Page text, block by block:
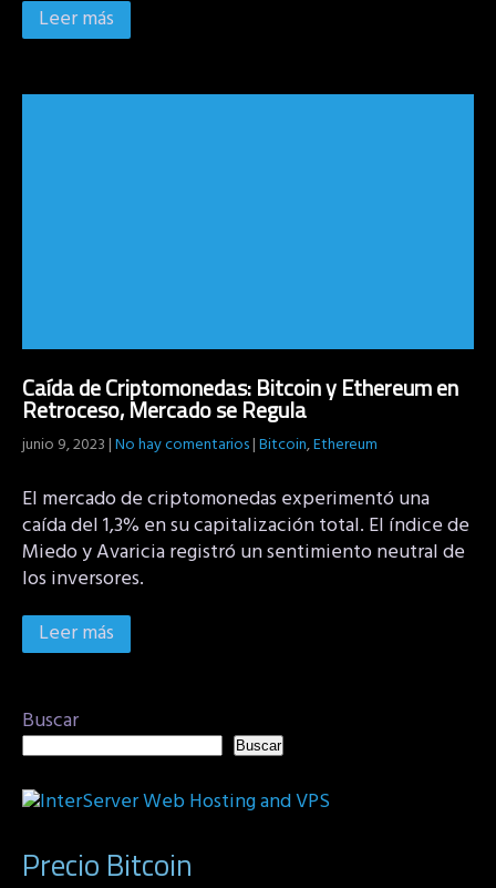
Leer más
Caída de Criptomonedas: Bitcoin y Ethereum en
Retroceso, Mercado se Regula
junio 9, 2023|No hay comentarios|Bitcoin,Ethereum
El mercado de criptomonedas experimentó una
caída del 1,3% en su capitalización total. El índice de
Miedo y Avaricia registró un sentimiento neutral de
los inversores.
Leer más
Buscar
Buscar
Precio Bitcoin